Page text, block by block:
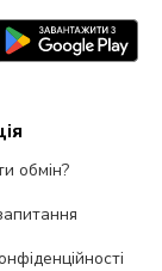
обмін?